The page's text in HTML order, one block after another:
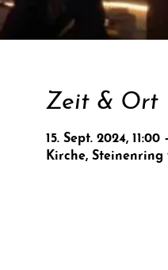
Zeit & Ort
15. Sept. 2024, 11:00
Kirche, Steinenring